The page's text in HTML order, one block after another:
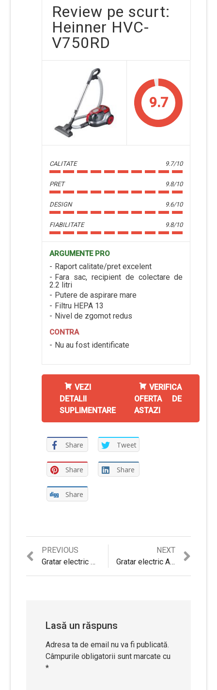
Review pe scurt:
Heinner HVC-
V750RD
9.7
CALITATE 9.7/10
PRET 9.8/10
DESIGN 9.6/10
FIABILITATE 9.8/10
ARGUMENTE PRO
Raport calitate/pret excelent
Fara sac, recipient de colectare de
2.2 litri
Putere de aspirare mare
Filtru HEPA 13
Nivel de zgomot redus
CONTRA
Nu au fost identificate
VEZI
DETALII
SUPLIMENTARE
VERIFICA
OFERTA DE
ASTAZI
Share Tweet
Share Share
Share
Navigare
PREVIOUS
Previous
post:
Gratar electric Star-Light EGA-2000W – Review si detalii complete
NEXT
post:
Gratar electric Albatros GT-2000 – Review detaliat si Sfaturi utile
Lasă un răspuns
Adresa ta de email nu va fi publicată.
Câmpurile obligatorii sunt marcate cu
*